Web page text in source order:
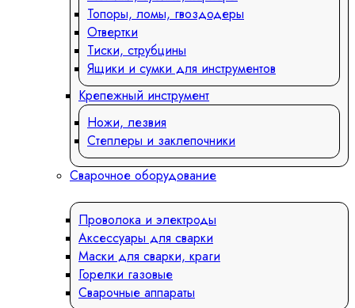
Топоры, ломы, гвоздодеры
Отвертки
Тиски, струбцины
Ящики и сумки для инструментов
Крепежный инструмент
Ножи, лезвия
Степлеры и заклепочники
Сварочное оборудование
Проволока и электроды
Аксессуары для сварки
Маски для сварки, краги
Горелки газовые
Сварочные аппараты